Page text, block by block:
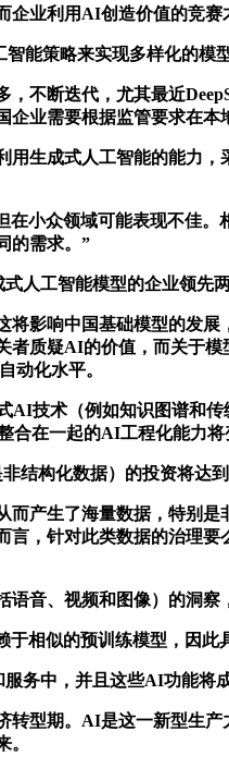
利用AI创造价值的竞赛
策略来实现多样化的模
断迭代，尤其最近
业需要根据监管要求在本
成式人工智能的能力，
众领域可能表现不佳。
的需求。”
工智能模型的企业领先两
响中国基础模型的发展
质疑AI的价值，而关于
动化水平。
术（例如知识图谱和传
在一起的AI工程化能力
构化数据）的投资将达到
生了海量数据，特别是
，针对此类数据的治理
、视频和图像）的洞察
似的预训练模型，因此
中，并且这些AI功能将成
期。AI是这一新型生产
。